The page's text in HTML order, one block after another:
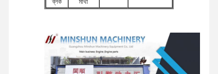
ব্লক মাথা
আনুষাঙ্গিক
উপাদান
ডিস্ট্রিবিউটর
ভালভ
ভ্রমণ মোটর
সমন্বয়
চ্যাসির উপাদান
এবং অন্যান্য
আনুষাঙ্গিক